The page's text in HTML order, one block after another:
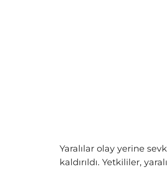
Yaralılar olay yerine
kaldırıldı. Yetkililer,